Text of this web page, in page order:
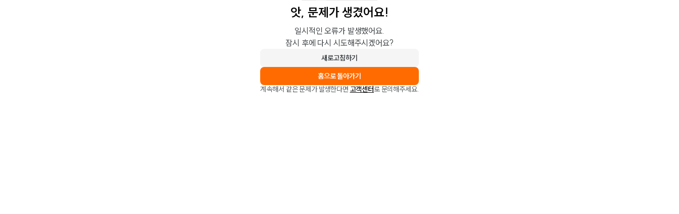
앗, 문제가 생겼어요!
일시적인 오류가 발생했어요.
잠시 후에 다시 시도해주시겠어요?
새로고침하기
홈으로 돌아가기
계속해서 같은 문제가 발생한다면 고객센터로 문의해주세요.